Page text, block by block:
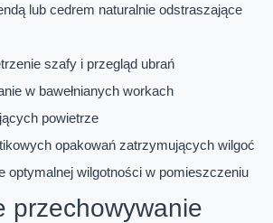
lub cedrem naturalnie odstraszające
szafy i przegląd ubrań
w bawełnianych workach
powietrze
opakowań zatrzymujących wilgoć
optymalnej wilgotności w pomieszczeniu
przechowywanie